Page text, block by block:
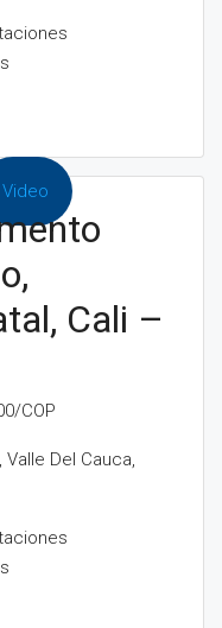
Video
Cali –
COP
Del Cauca,